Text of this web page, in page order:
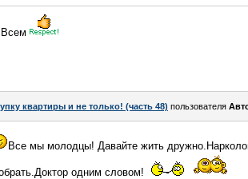
квартиры и не только! (часть 48) пользователя
Все мы молодцы! Давайте жить
одним словом!